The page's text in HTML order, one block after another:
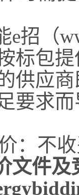
e招 （
标包
供应
要求
：不
文件